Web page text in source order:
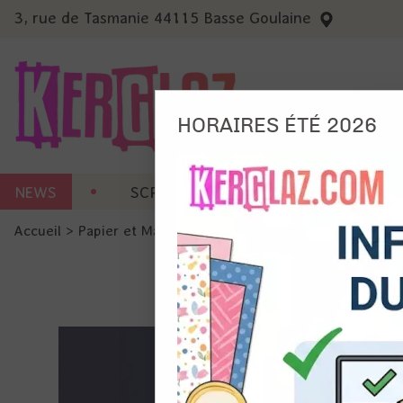
3, rue de Tasmanie 44115 Basse Goulaine
NEWS SCRAP CARTERIE MACHINES
Accueil > Papier et Matière Cardstock
Ils
et du
précises
Si vous
de la
HORAIRES ÉTÉ 2026